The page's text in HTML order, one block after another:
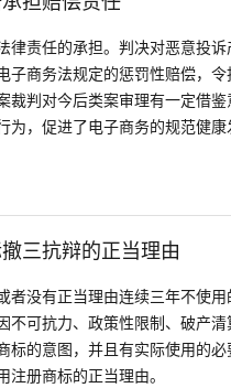
责任的承担。判决对恶意投
商务法规定的惩罚性赔偿，令
裁判对今后类案审理有一定借
，促进了电子商务的规范健康
三抗辩的正当理由
者没有正当理由连续三年不使
不可抗力、政策性限制、破产
标的意图，并且有实际使用的
册商标的正当理由。